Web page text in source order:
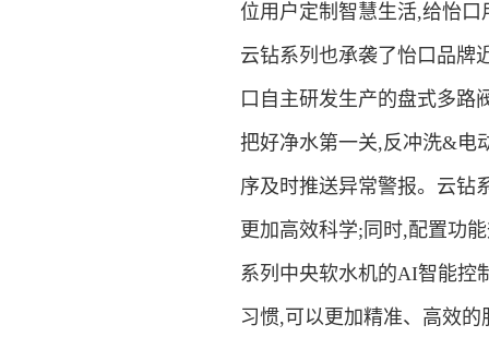
位用户定制智慧生活,给怡
云钻系列也承袭了怡口品牌
口自主研发生产的盘式多路
把好净水第一关,反冲洗&电
序及时推送异常警报。云钻
更加高效科学;同时,配置功
系列中央软水机的AI智能控
习惯,可以更加精准、高效